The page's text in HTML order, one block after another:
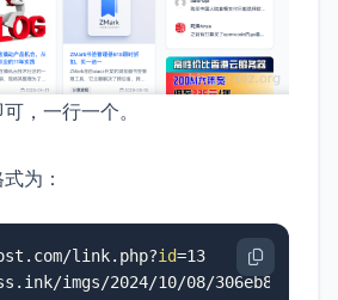
，一行一个。
为：
link.php?id=13
imgs/2024/10/08/